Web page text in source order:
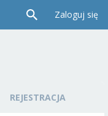
Zaloguj się
REJESTRACJA